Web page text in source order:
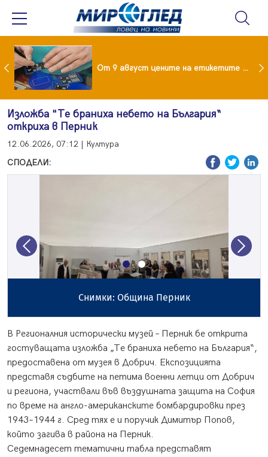
Проект за изграждане на 13-етажна "мегаджамия" разгневи жителите на Лондон От 9 август цените на етикетите само в евро
Изложба "Те браниха небето на България“
откриха в Перник
12.06.2026, 07:12 | Култура
СПОДЕЛИ:
Снимки: Община Перник
Previous Next
В Регионалния исторически музей – Перник бе открита
гостуващата изложба „Те браниха небето на България“,
предоставена от музея в Добрич. Експозицията
представя съдбите на петима военни летци от Добрич
и региона, участвали във въздушната защита на София
по време на англо-американските бомбардировки през
1943–1944 г. Сред тях е и поручик Димитър Попов,
който загива в района на Перник.
Седемнадесет тематични табла представят